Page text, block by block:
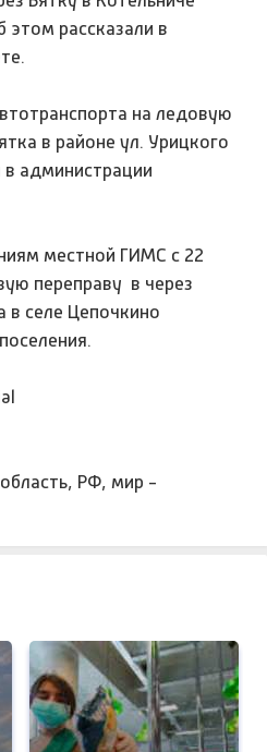
рассказали в
на ледовую
в районе ул. Урицкого
администрации
местной ГИМС с 22
переправу в через
в селе Цепочкино
РФ, мир -